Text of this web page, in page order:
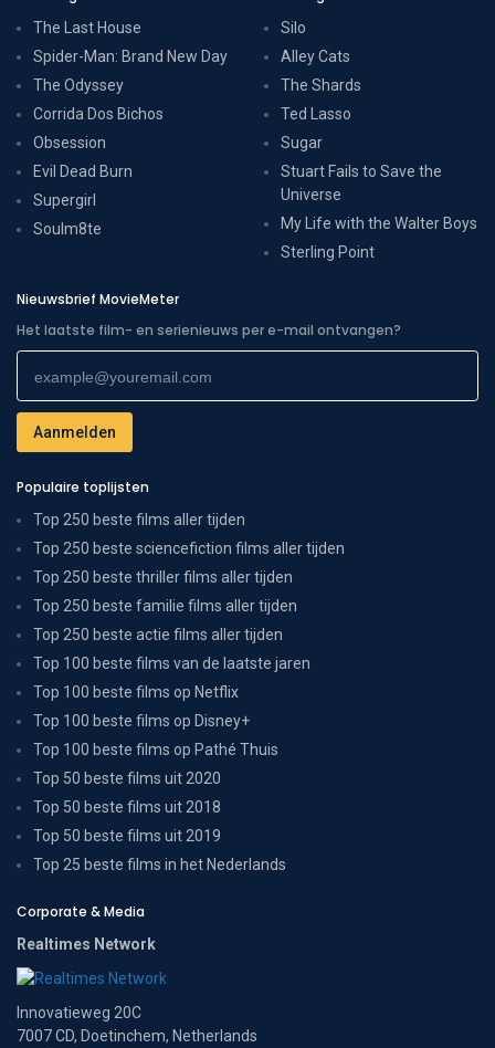
The Last House
Spider-Man: Brand New Day
The Odyssey
Corrida Dos Bichos
Obsession
Evil Dead Burn
Supergirl
Soulm8te
Silo
Alley Cats
The Shards
Ted Lasso
Sugar
Stuart Fails to Save the
Universe
My Life with the Walter Boys
Sterling Point
Nieuwsbrief MovieMeter
Het laatste film- en serienieuws per e-mail ontvangen?
Populaire toplijsten
Top 250 beste films aller tijden
Top 250 beste sciencefiction films aller tijden
Top 250 beste thriller films aller tijden
Top 250 beste familie films aller tijden
Top 250 beste actie films aller tijden
Top 100 beste films van de laatste jaren
Top 100 beste films op Netflix
Top 100 beste films op Disney+
Top 100 beste films op Pathé Thuis
Top 50 beste films uit 2020
Top 50 beste films uit 2018
Top 50 beste films uit 2019
Top 25 beste films in het Nederlands
Corporate & Media
Realtimes Network
Innovatieweg 20C
7007 CD, Doetinchem, Netherlands